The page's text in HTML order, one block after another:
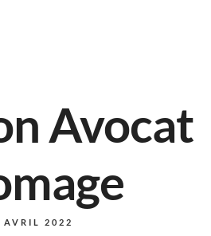
Avocat
AVRIL 2022